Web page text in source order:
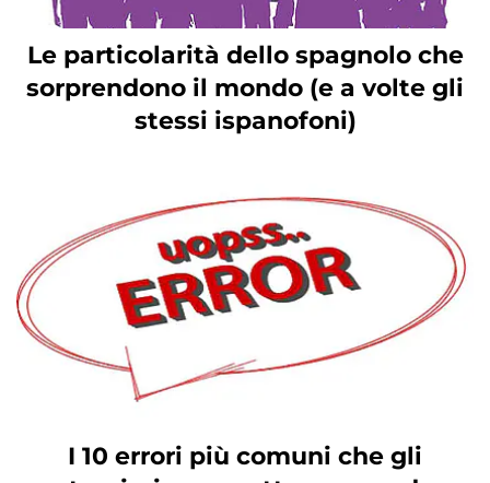
Le particolarità dello spagnolo che
sorprendono il mondo (e a volte gli
stessi ispanofoni)
I 10 errori più comuni che gli